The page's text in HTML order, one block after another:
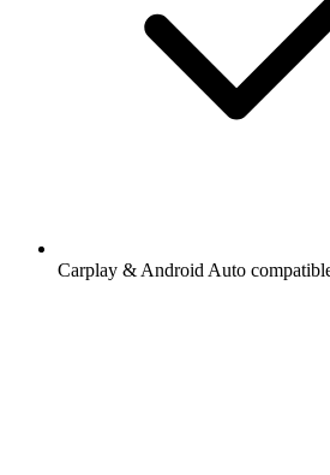
Carplay & Android Auto